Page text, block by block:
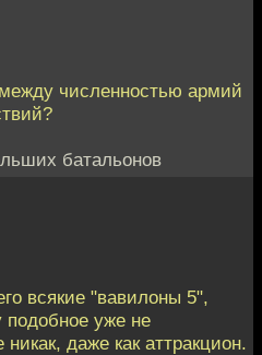
численностью армий
батальонов
всякие "вавилоны 5",
уже не
даже как аттракцион.